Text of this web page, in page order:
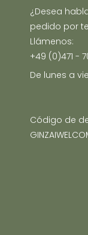
¿Desea
pedido por
Llámenos:
+49 (0)471 -
De lunes a
Código de